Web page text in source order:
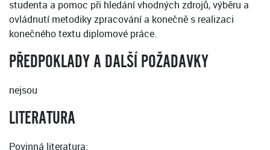
studenta a pomoc při hledání vhodných zdrojů, výběru a
ovládnutí metodiky zpracování a konečně s realizaci
konečného textu diplomové práce.
PŘEDPOKLADY A DALŠÍ POŽADAVKY
nejsou
LITERATURA
Povinná literatura: